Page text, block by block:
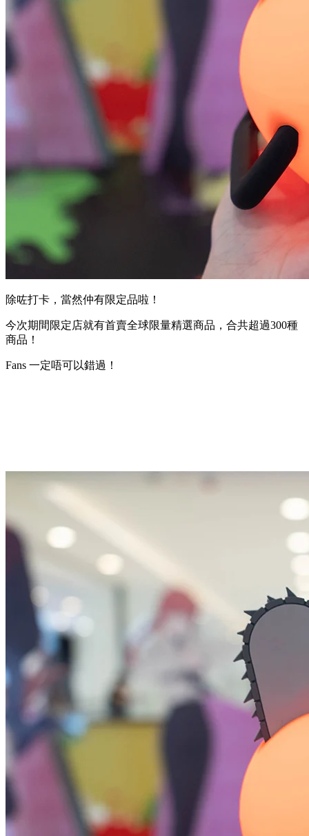
除咗打卡，當然仲有限定品啦！
今次期間限定店就有首賣全球限量精選商品，合共超過300種
商品！
Fans 一定唔可以錯過！